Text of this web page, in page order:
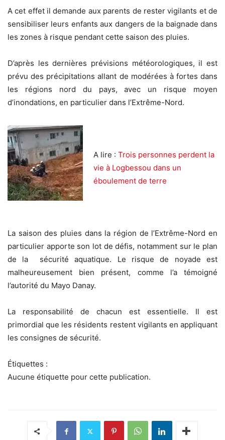
A cet effet il demande aux parents de rester vigilants et de
sensibiliser leurs enfants aux dangers de la baignade dans
les zones à risque pendant cette saison des pluies.
D’après les dernières prévisions météorologiques, il est
prévu des précipitations allant de modérées à fortes dans
les régions nord du pays, avec un risque moyen
d’inondations, en particulier dans l’Extrême-Nord.
A lire : Trois personnes perdent la
vie à Logbessou dans un
éboulement de terre
La saison des pluies dans la région de l’Extrême-Nord en
particulier apporte son lot de défis, notamment sur le plan
de la sécurité aquatique. Le risque de noyade est
malheureusement bien présent, comme l’a témoigné
l’autorité du Mayo Danay.
La responsabilité de chacun est essentielle. Il est
primordial que les résidents restent vigilants en appliquant
les consignes de sécurité.
Étiquettes :
Aucune étiquette pour cette publication.